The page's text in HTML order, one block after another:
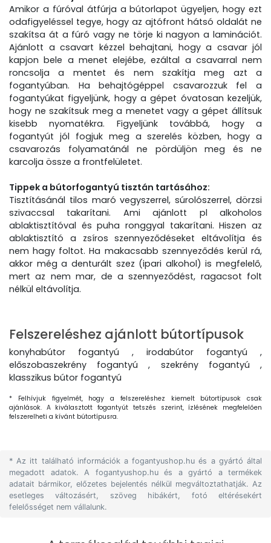
Amikor a fúróval átfúrja a bútorlapot ügyeljen, hogy ezt
odafigyeléssel tegye, hogy az ajtófront hátsó oldalát ne
szakítsa át a fúró vagy ne törje ki nagyon a laminációt.
Ajánlott a csavart kézzel behajtani, hogy a csavar jól
kapjon bele a menet elejébe, ezáltal a csavarral nem
roncsolja a mentet és nem szakítja meg azt a
fogantyúban. Ha behajtógéppel csavarozzuk fel a
fogantyúkat figyeljünk, hogy a gépet óvatosan kezeljük,
hogy ne szakítsuk meg a menetet vagy a gépet állítsuk
kisebb nyomatékra. Figyeljünk továbbá, hogy a
fogantyút jól fogjuk meg a szerelés közben, hogy a
csavarozás folyamatánál ne pördüljön meg és ne
karcolja össze a frontfelületet.
Tippek a bútorfogantyú tisztán tartásához:
Tisztításánál tilos maró vegyszerrel, súrolószerrel, dörzsi
szivaccsal takarítani. Ami ajánlott pl alkoholos
ablaktisztítóval és puha ronggyal takarítani. Hiszen az
ablaktisztító a zsíros szennyeződéseket eltávolítja és
nem hagy foltot. Ha makacsabb szennyeződés kerül rá,
akkor még a denturált szez (ipari alkohol) is megfelelő,
mert az nem mar, de a szennyeződést, ragacsot folt
nélkül eltávolítja.
Felszereléshez ajánlott bútortípusok
konyhabútor fogantyú , irodabútor fogantyú ,
előszobaszekrény fogantyú , szekrény fogantyú ,
klasszikus bútor fogantyú
* Felhívjuk figyelmét, hogy a felszereléshez kiemelt bútortípusok csak
ajánlások. A kiválasztott fogantyút tetszés szerint, ízlésének megfelelően
felszerelheti a kívánt bútortípusra.
* Az itt található információk a fogantyushop.hu és a gyártó által
megadott adatok. A fogantyushop.hu és a gyártó a termékek
adatait bármikor, előzetes bejelentés nélkül megváltoztathatják. Az
esetleges változásért, szöveg hibákért, fotó eltérésekért
felelősséget nem vállalunk.